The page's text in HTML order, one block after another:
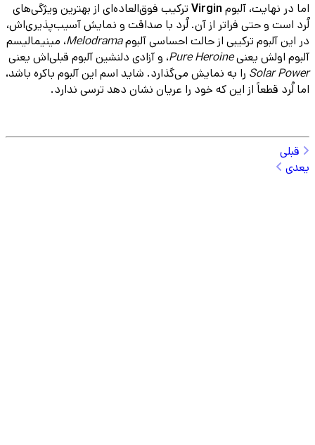
اما در نهایت، آلبوم Virgin ترکیب فوق‌العاده‌ای از بهترین ویژگی‌های
لُرد است و حتی فراتر از آن. لُرد با صداقت و نمایش آسیب‌پذیری‌اش،
در این آلبوم ترکیبی از حالت احساسی آلبومMelodrama، مینیمالیسم
آلبوم اولش یعنیPure Heroine، و آزادی دلنشین آلبوم قبلی‌اش یعنی
Solar Power را به نمایش می‌گذارد. شاید اسم این آلبوم باکره باشد،
اما لُرد قطعاً از این که خود را عریان نشان دهد ترسی ندارد.
قبلی
یعدی